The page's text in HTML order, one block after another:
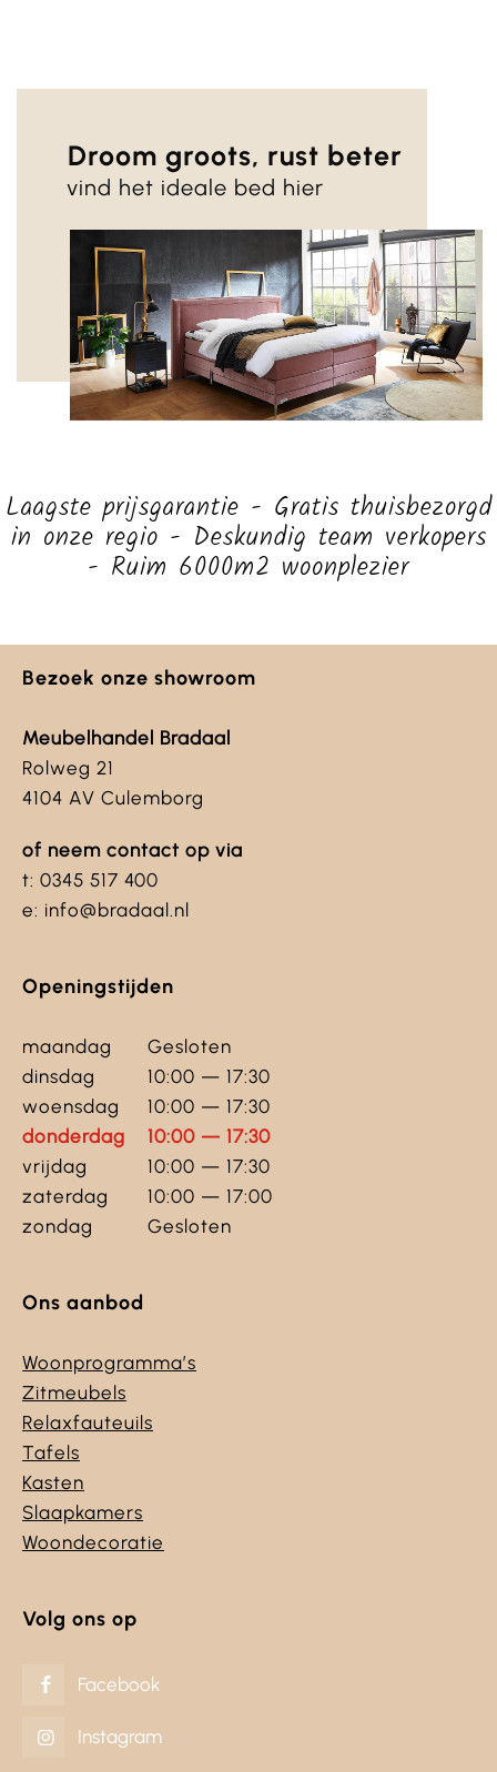
Droom groots, rust beter
vind het ideale bed hier
Laagste prijsgarantie - Gratis thuisbezorgd
in onze regio - Deskundig team verkopers
- Ruim 6000m2 woonplezier
Bezoek onze showroom
Meubelhandel Bradaal
Rolweg 21
4104 AV Culemborg
of neem contact op via
t: 0345 517 400
e: info@bradaal.nl
Openingstijden
maandag
Gesloten
dinsdag
10:00 — 17:30
woensdag
10:00 — 17:30
donderdag
10:00 — 17:30
vrijdag
10:00 — 17:30
zaterdag
10:00 — 17:00
zondag
Gesloten
Ons aanbod
Woonprogramma’s
Zitmeubels
Relaxfauteuils
Tafels
Kasten
Slaapkamers
Woondecoratie
Volg ons op
Facebook
Instagram